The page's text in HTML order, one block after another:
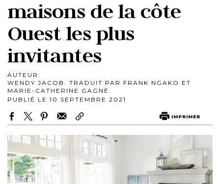
maisons de la côte
Ouest les plus
invitantes
AUTEUR:
WENDY JACOB. TRADUIT PAR FRANK NGAKO ET
MARIE-CATHERINE GAGNÉ.
PUBLIÉ LE 10 SEPTEMBRE 2021
IMPRIMER